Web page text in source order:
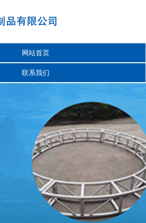
网站首页
联系我们